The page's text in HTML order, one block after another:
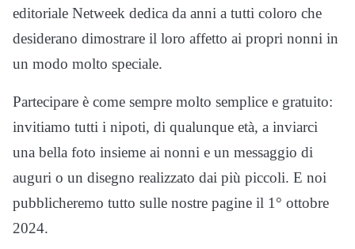
editoriale Netweek dedica da anni a tutti coloro che
desiderano dimostrare il loro affetto ai propri nonni in
un modo molto speciale.
Partecipare è come sempre molto semplice e gratuito:
invitiamo tutti i nipoti, di qualunque età, a inviarci
una bella foto insieme ai nonni e un messaggio di
auguri o un disegno realizzato dai più piccoli. E noi
pubblicheremo tutto sulle nostre pagine il 1° ottobre
2024.